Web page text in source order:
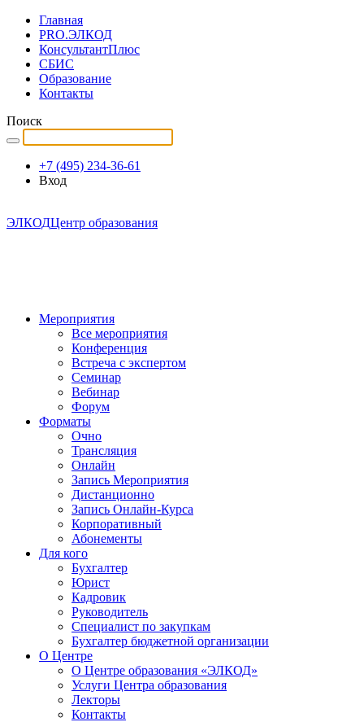
Главная
PRO.ЭЛКОД
КонсультантПлюс
СБИС
Образование
Контакты
Поиск
+7 (495) 234-36-61
Вход
ЭЛКОДЦентр образования
Мероприятия
Все мероприятия
Конференция
Встреча с экспертом
Семинар
Вебинар
Форум
Форматы
Очно
Трансляция
Онлайн
Запись Мероприятия
Дистанционно
Запись Онлайн-Курса
Корпоративный
Абонементы
Для кого
Бухгалтер
Юрист
Кадровик
Руководитель
Специалист по закупкам
Бухгалтер бюджетной организации
О Центре
О Центре образования «ЭЛКОД»
Услуги Центра образования
Лекторы
Контакты